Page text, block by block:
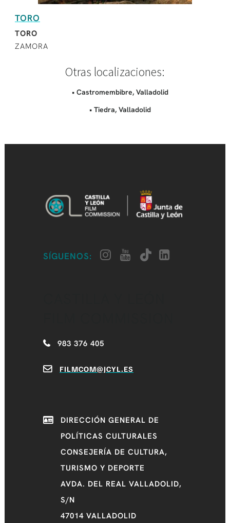
TORO
TORO
ZAMORA
Otras localizaciones:
• Castromembibre, Valladolid
• Tiedra, Valladolid
SÍGUENOS:
983 376 405
FILMCOM@JCYL.ES
DIRECCIÓN GENERAL DE
POLÍTICAS CULTURALES
CONSEJERÍA DE CULTURA,
TURISMO Y DEPORTE
AVDA. DEL REAL VALLADOLID,
S/N
47014 VALLADOLID